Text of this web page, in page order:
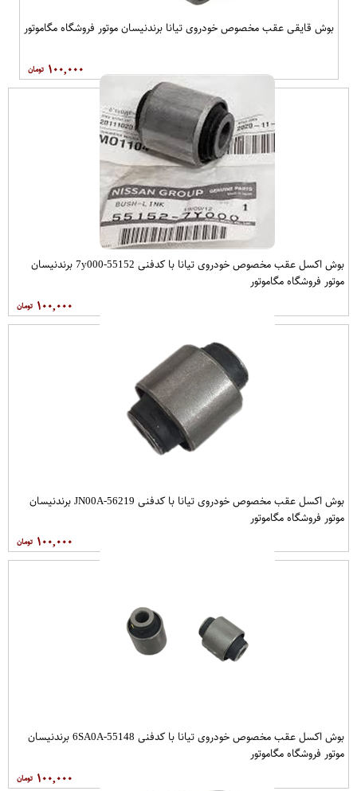
بوش قایقی عقب مخصوص خودروی تیانا برندنیسان موتور فروشگاه مگاموتور
۱۰۰,۰۰۰
بوش اکسل عقب مخصوص خودروی تیانا با کدفنی 55152-7y000 برندنیسان
موتور فروشگاه مگاموتور
۱۰۰,۰۰۰
بوش اکسل عقب مخصوص خودروی تیانا با کدفنی 56219-JN00A برندنیسان
موتور فروشگاه مگاموتور
۱۰۰,۰۰۰
بوش اکسل عقب مخصوص خودروی تیانا با کدفنی 55148-6SA0A برندنیسان
موتور فروشگاه مگاموتور
۱۰۰,۰۰۰